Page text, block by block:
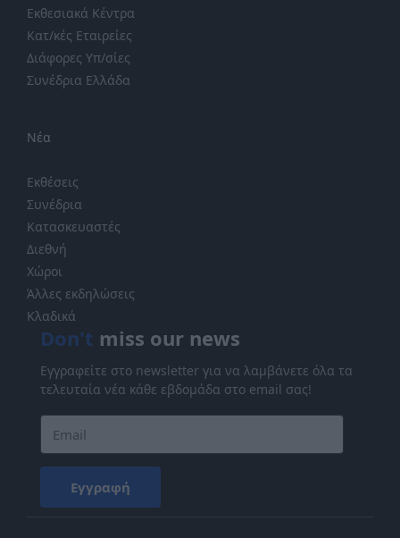
Εκθεσιακά Κέντρα
Κατ/κές Εταιρείες
Διάφορες Υπ/σίες
Συνέδρια Ελλάδα
Νέα
Εκθέσεις
Συνέδρια
Κατασκευαστές
Διεθνή
Χώροι
Άλλες εκδηλώσεις
Κλαδικά
Don't miss our news
Εγγραφείτε στο newsletter για να λαμβάνετε όλα τα
τελευταία νέα κάθε εβδομάδα στο email σας!
Εγγραφή